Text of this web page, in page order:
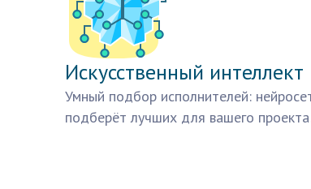
Искусственный интеллект
Умный подбор исполнителей:
подберёт лучших для вашего